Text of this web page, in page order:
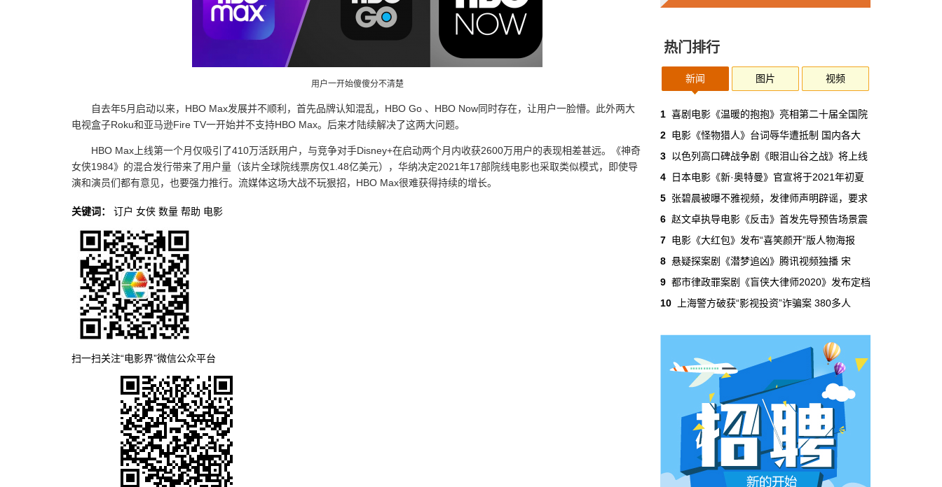
用户一开始傻傻分不清楚
自去年5月启动以来，HBO Max发展并不顺利，首先品牌认知混乱，HBO Go 、HBO Now同时存在，让用户一脸懵。此外两大
电视盒子Roku和亚马逊Fire TV一开始并不支持HBO Max。后来才陆续解决了这两大问题。
HBO Max上线第一个月仅吸引了410万活跃用户，与竞争对手Disney+在启动两个月内收获2600万用户的表现相差甚远。《神奇
女侠1984》的混合发行带来了用户量（该片全球院线票房仅1.48亿美元），华纳决定2021年17部院线电影也采取类似模式，即使导
演和演员们都有意见，也要强力推行。流媒体这场大战不玩狠招，HBO Max很难获得持续的增长。
关键词： 订户 女侠 数量 帮助 电影
扫一扫关注“电影界”微信公众平台
易烊千玺工作室发布律师声明，对侵权
易烊千玺工作室转发了北京星权律师事务所发
途径追究侵权方的一切法律责任，坚决追责到
底！在此提醒广大消费者勿上当受骗！”
1月27日 23:40:18
任敏《送一百位女孩回家》自曝恋爱经
历：演员可以谈恋爱
在最新一期《送一百位女孩回家》里，演员任
敏自爆大学恋爱经历，表示是自己主动喜欢的
的。”
影人&影事
1月27日 23:30:48
看，影视行业尚未扭转势头，春节档能否顺利
推进成为复苏关键因素。
产业&企业
1月27日 23:29:54
中国电影预计2020年至多亏损6.75亿
2019年净利10.61亿
1月27日消息， 中国电影发布公告称，经初步
测算，公司2020年度归属于上市公司股东的净
利润预计为-46,500万元到-67,500万元
产业&企业
热门排行
新闻 图片 视频
1 喜剧电影《温暖的抱抱》亮相第二十届全国院
2 电影《怪物猎人》台词辱华遭抵制 国内各大
3 以色列高口碑战争剧《眼泪山谷之战》将上线
4
日本电影《新·奥特曼》官宣将于2021年初夏
5 张碧晨被曝不雅视频，发律师声明辟谣，要求
6 赵文卓执导电影《反击》首发先导预告场景震
7 电影《大红包》发布“喜笑颜开”版人物海报
8 悬疑探案剧《潜梦追凶》腾讯视频独播 宋
9 都市律政罪案剧《盲侠大律师2020》发布定档
10
上海警方破获“影视投资”诈骗案 380多人